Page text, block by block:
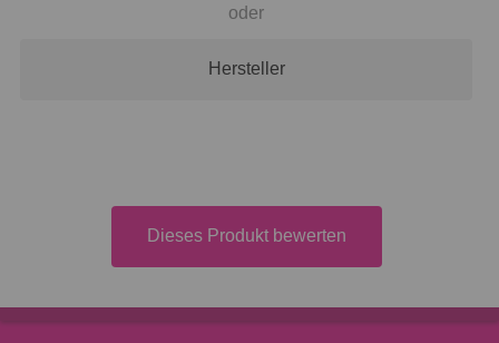
oder
Hersteller
Dieses Produkt bewerten